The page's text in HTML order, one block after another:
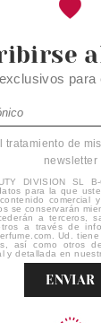
para
tratamiento de
newsletter
DIVISION SL
para la que
comercial
se conservarán
a terceros,
a través de
Ud.
así como otros
y detallada en
ENVIAR